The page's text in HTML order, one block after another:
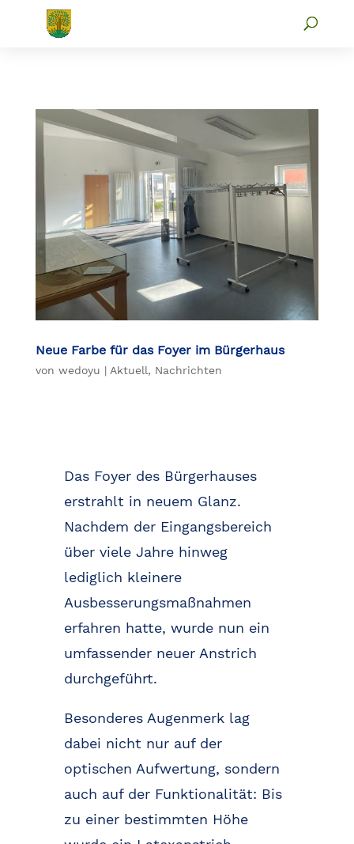
Neue Farbe für das Foyer im Bürgerhaus
von wedoyu | Aktuell, Nachrichten
Das Foyer des Bürgerhauses
erstrahlt in neuem Glanz.
Nachdem der Eingangsbereich
über viele Jahre hinweg
lediglich kleinere
Ausbesserungsmaßnahmen
erfahren hatte, wurde nun ein
umfassender neuer Anstrich
durchgeführt.
Besonderes Augenmerk lag
dabei nicht nur auf der
optischen Aufwertung, sondern
auch auf der Funktionalität: Bis
zu einer bestimmten Höhe